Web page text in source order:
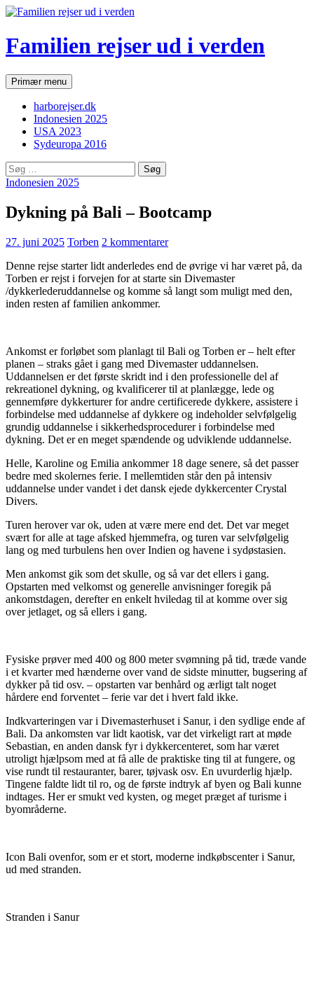
Hop
indhold
Familien rejser ud i verden
SøgPrimær menu
harborejser.dk
Indonesien 2025
USA 2023
Sydeuropa 2016
Søg
efter:
Indonesien 2025
Dykning på Bali – Bootcamp
27. juni 2025 Torben 2 kommentarer
Denne rejse starter lidt anderledes end de øvrige vi har været på, da
Torben er rejst i forvejen for at starte sin Divemaster
/dykkerlederuddannelse og komme så langt som muligt med den,
inden resten af familien ankommer.
Ankomst er forløbet som planlagt til Bali og Torben er – helt efter
planen – straks gået i gang med Divemaster uddannelsen.
Uddannelsen er det første skridt ind i den professionelle del af
rekreationel dykning, og kvalificerer til at planlægge, lede og
gennemføre dykkerturer for andre certificerede dykkere, assistere i
forbindelse med uddannelse af dykkere og indeholder selvfølgelig
grundig uddannelse i sikkerhedsprocedurer i forbindelse med
dykning. Det er en meget spændende og udviklende uddannelse.
Helle, Karoline og Emilia ankommer 18 dage senere, så det passer
bedre med skolernes ferie. I mellemtiden står den på intensiv
uddannelse under vandet i det dansk ejede dykkercenter Crystal
Divers.
Turen herover var ok, uden at være mere end det. Det var meget
svært for alle at tage afsked hjemmefra, og turen var selvfølgelig
lang og med turbulens hen over Indien og havene i sydøstasien.
Men ankomst gik som det skulle, og så var det ellers i gang.
Opstarten med velkomst og generelle anvisninger foregik på
ankomstdagen, derefter en enkelt hviledag til at komme over sig
over jetlaget, og så ellers i gang.
Fysiske prøver med 400 og 800 meter svømning på tid, træde vande
i et kvarter med hænderne over vand de sidste minutter, bugsering af
dykker på tid osv. – opstarten var benhård og ærligt talt noget
hårdere end forventet – ferie var det i hvert fald ikke.
Indkvarteringen var i Divemasterhuset i Sanur, i den sydlige ende af
Bali. Da ankomsten var lidt kaotisk, var det virkeligt rart at møde
Sebastian, en anden dansk fyr i dykkercenteret, som har været
utroligt hjælpsom med at få alle de praktiske ting til at fungere, og
vise rundt til restauranter, barer, tøjvask osv. En uvurderlig hjælp.
Tingene faldte lidt til ro, og de første indtryk af byen og Bali kunne
indtages. Her er smukt ved kysten, og meget præget af turisme i
byområderne.
Icon Bali ovenfor, som er et stort, moderne indkøbscenter i Sanur,
ud med stranden.
Stranden i Sanur